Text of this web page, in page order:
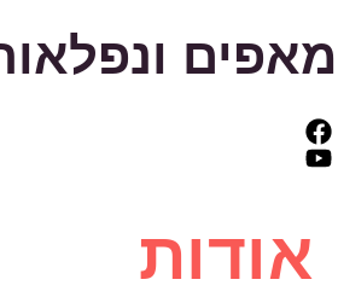
מאפים
אודות